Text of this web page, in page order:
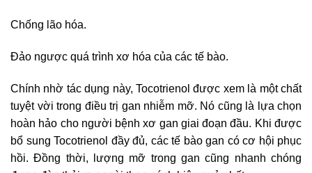
Chống lão hóa.
Đảo ngược quá trình xơ hóa của các tế bào.
Chính nhờ tác dụng này, Tocotrienol được xem là một chất
tuyệt vời trong điều trị gan nhiễm mỡ. Nó cũng là lựa chọn
hoàn hảo cho người bệnh xơ gan giai đoạn đầu. Khi được
bổ sung Tocotrienol đầy đủ, các tế bào gan có cơ hội phục
hồi. Đồng thời, lượng mỡ trong gan cũng nhanh chóng